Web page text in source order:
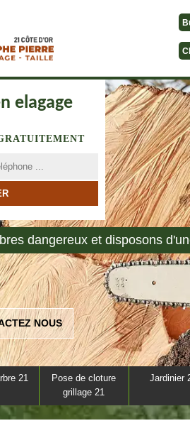
elagage
dangereux et disposons
NOUS
21
Pose de cloture
grillage 21
Jardinier